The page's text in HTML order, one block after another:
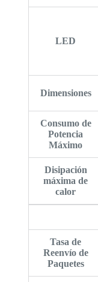
LED
Dimensiones
Consumo de
Potencia
Máximo
Disipación
máxima de
calor
Tasa de
Reenvío de
Paquetes